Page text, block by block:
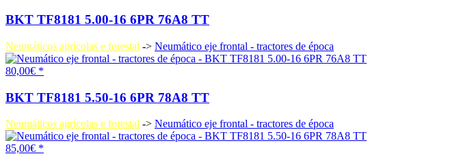
BKT TF8181 5.00-16 6PR 76A8 TT
Neumáticos agrícolas e forestal -> Neumático eje frontal - tractores de época
80,00€ *
BKT TF8181 5.50-16 6PR 78A8 TT
Neumáticos agrícolas e forestal -> Neumático eje frontal - tractores de época
85,00€ *